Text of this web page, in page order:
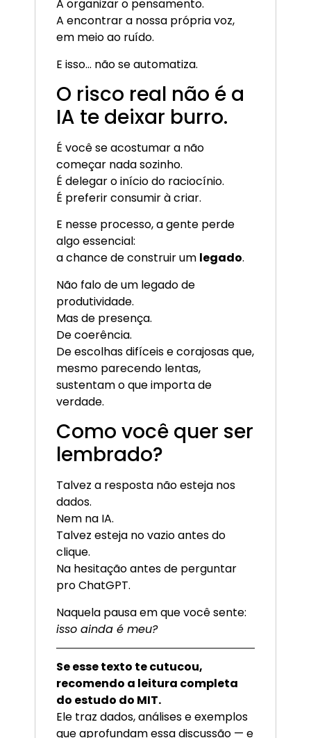
A organizar o pensamento.
A encontrar a nossa própria voz,
em meio ao ruído.
E isso… não se automatiza.
O risco real não é a
IA te deixar burro.
É você se acostumar a não
começar nada sozinho.
É delegar o início do raciocínio.
É preferir consumir à criar.
E nesse processo, a gente perde
algo essencial:
a chance de construir um legado.
Não falo de um legado de
produtividade.
Mas de presença.
De coerência.
De escolhas difíceis e corajosas que,
mesmo parecendo lentas,
sustentam o que importa de
verdade.
Como você quer ser
lembrado?
Talvez a resposta não esteja nos
dados.
Nem na IA.
Talvez esteja no vazio antes do
clique.
Na hesitação antes de perguntar
pro ChatGPT.
Naquela pausa em que você sente:
isso ainda é meu?
Se esse texto te cutucou,
recomendo a leitura completa
do estudo do MIT.
Ele traz dados, análises e exemplos
que aprofundam essa discussão — e